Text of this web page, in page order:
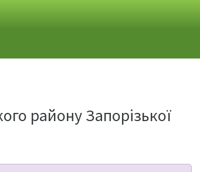
району Запорізької